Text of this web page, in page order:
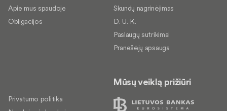
Apie mus spaudoje
Obligacijos
Skundų nagrinėjimas
D. U. K.
Paslaugų sutrikimai
Pranešėjų apsauga
Privatumo politika
Mūsų veiklą prižiūri